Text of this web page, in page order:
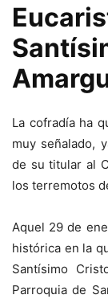
La cofradía ha
muy señalado,
de su titular al
los terremotos
Aquel 29 de
histórica en la
Santísimo
Parroquia de